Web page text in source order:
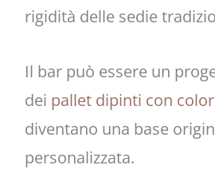
rigidità delle sedie
Il bar può essere un
dei pallet dipinti con
diventano una base
personalizzata.